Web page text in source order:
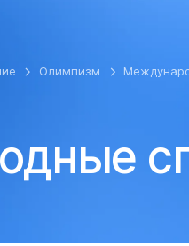
Олимпизм